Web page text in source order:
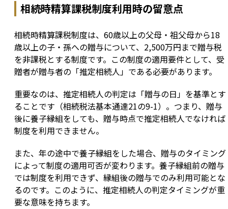
相続時精算課税制度利用時の留意点
相続時精算課税制度は、60歳以上の父母・祖父母から18
歳以上の子・孫への贈与について、2,500万円まで贈与税
を非課税とする制度です。この制度の適用要件として、受
贈者が贈与者の「推定相続人」である必要があります。
重要なのは、推定相続人の判定は「贈与の日」を基準とす
ることです（相続税法基本通達21の9-1）。つまり、贈与
後に養子縁組をしても、贈与時点で推定相続人でなければ
制度を利用できません。
また、年の途中で養子縁組をした場合、贈与のタイミング
によって制度の適用可否が変わります。養子縁組前の贈与
では制度を利用できず、縁組後の贈与でのみ利用可能とな
るのです。このように、推定相続人の判定タイミングが重
要な意味を持ちます。